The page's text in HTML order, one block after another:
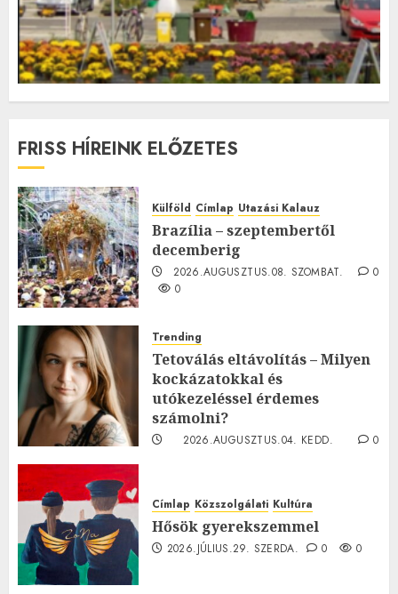
FRISS HÍREINK ELŐZETES
Külföld Címlap Utazási Kalauz
Brazília – szeptembertől
decemberig
2026.AUGUSZTUS.08. SZOMBAT.
0
0
Trending
Tetoválás eltávolítás – Milyen
kockázatokkal és
utókezeléssel érdemes
számolni?
2026.AUGUSZTUS.04. KEDD.
0
Címlap Közszolgálati Kultúra
Hősök gyerekszemmel
2026.JÚLIUS.29. SZERDA. 0 0